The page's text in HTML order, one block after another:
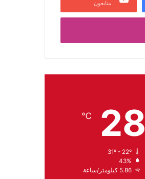
متابعون
28
℃
43%
5.86 كيلومتر/ساعة